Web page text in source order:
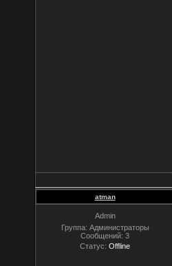
atman
Admin
Группа: Администраторы
Сообщений: 3
Статус: Offline